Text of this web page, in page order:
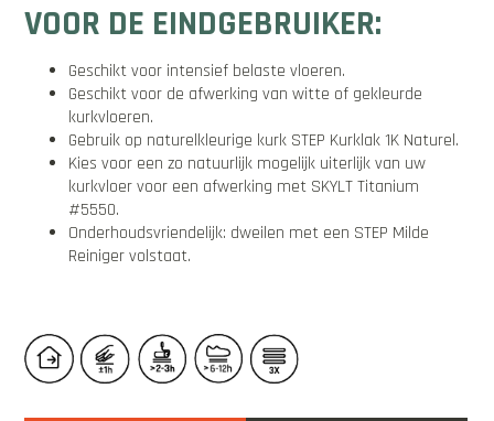
VOOR DE EINDGEBRUIKER:
Geschikt voor intensief belaste vloeren.
Geschikt voor de afwerking van witte of gekleurde
kurkvloeren.
Gebruik op naturelkleurige kurk STEP Kurklak 1K Naturel.
Kies voor een zo natuurlijk mogelijk uiterlijk van uw
kurkvloer voor een afwerking met SKYLT Titanium
#5550.
Onderhoudsvriendelijk: dweilen met een STEP Milde
Reiniger volstaat.